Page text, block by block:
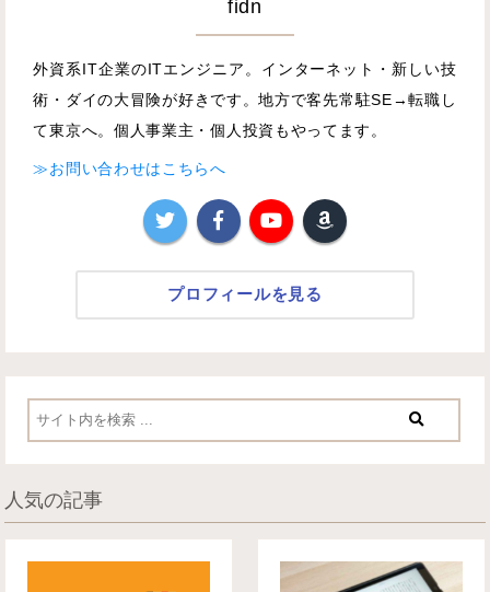
fidn
外資系IT企業のITエンジニア。インターネット・新しい技
術・ダイの大冒険が好きです。地方で客先常駐SE→転職し
て東京へ。個人事業主・個人投資もやってます。
≫お問い合わせはこちらへ
プロフィールを見る
人気の記事